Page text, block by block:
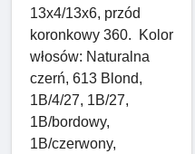
13x4/13x6, przód
koronkowy 360. Kolor
włosów: Naturalna
czerń, 613 Blond,
1B/4/27, 1B/27,
1B/bordowy,
1B/czerwony,